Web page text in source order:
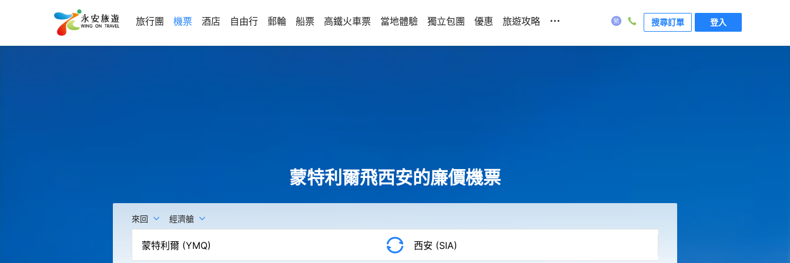
旅行團 機票 酒店 自由行 郵輪 船票 高鐵火車票 當地體驗 獨立包團 優惠 旅遊攻略 ... 搜尋訂單 登入
蒙特利爾飛西安的廉價機票
來回 經濟艙